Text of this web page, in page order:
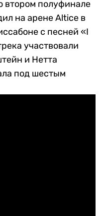
втором полуфинале
на арене Altice в
с песней «I
участвовали
и Нетта
под шестым